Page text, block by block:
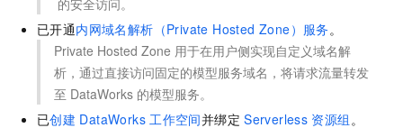
的安全访问。
已开通内网域名解析（Private Hosted Zone）服务。
Private Hosted Zone 用于在用户侧实现自定义域名解
析，通过直接访问固定的模型服务域名，将请求流量转发
至 DataWorks 的模型服务。
已创建 DataWorks 工作空间并绑定 Serverless 资源组 。